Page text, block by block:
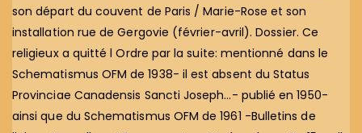
son départ du couvent de Paris / Marie-Rose et son
installation rue de Gergovie (février-avril). Dossier. Ce
religieux a quitté l Ordre par la suite: mentionné dans le
Schematismus OFM de 1938- il est absent du Status
Provinciae Canadensis Sancti Joseph…- publié en 1950-
ainsi que du Schematismus OFM de 1961 -Bulletins de